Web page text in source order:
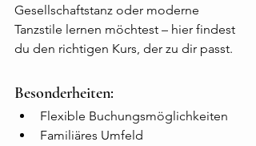
Gesellschaftstanz oder moderne
Tanzstile lernen möchtest – hier findest
du den richtigen Kurs, der zu dir passt.
Besonderheiten:
Flexible Buchungsmöglichkeiten
Familiäres Umfeld